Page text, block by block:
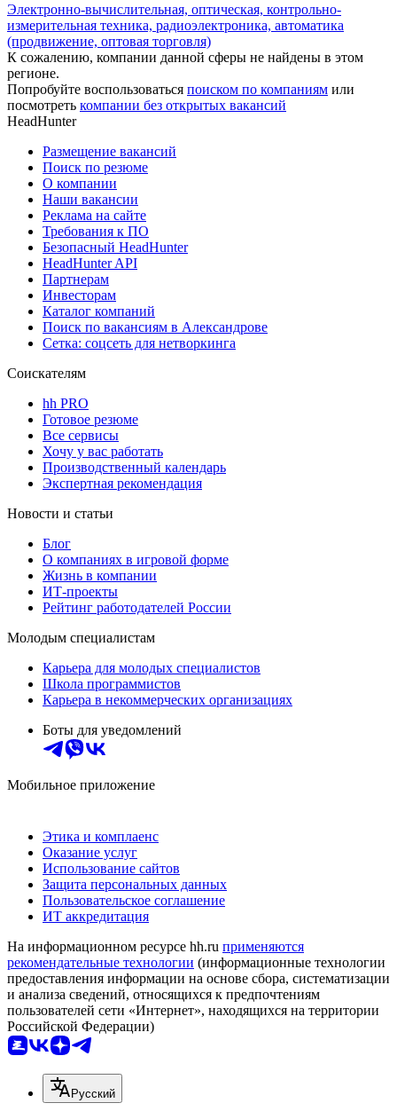
Электронно-вычислительная, оптическая, контрольно-
измерительная техника, радиоэлектроника, автоматика
(продвижение, оптовая торговля)
К сожалению, компании данной сферы не найдены в этом
регионе.
Попробуйте воспользоваться поиском по компаниям или
посмотреть компании без открытых вакансий
HeadHunter
Размещение вакансий
Поиск по резюме
О компании
Наши вакансии
Реклама на сайте
Требования к ПО
Безопасный HeadHunter
HeadHunter API
Партнерам
Инвесторам
Каталог компаний
Поиск по вакансиям в Александрове
Сетка: соцсеть для нетворкинга
Соискателям
hh PRO
Готовое резюме
Все сервисы
Хочу у вас работать
Производственный календарь
Экспертная рекомендация
Новости и статьи
Блог
О компаниях в игровой форме
Жизнь в компании
ИТ-проекты
Рейтинг работодателей России
Молодым специалистам
Карьера для молодых специалистов
Школа программистов
Карьера в некоммерческих организациях
Боты для уведомлений
Мобильное приложение
Этика и комплаенс
Оказание услуг
Использование сайтов
Защита персональных данных
Пользовательское соглашение
ИТ аккредитация
На информационном ресурсе hh.ru применяются
рекомендательные технологии (информационные технологии
предоставления информации на основе сбора, систематизации
и анализа сведений, относящихся к предпочтениям
пользователей сети «Интернет», находящихся на территории
Российской Федерации)
Русский